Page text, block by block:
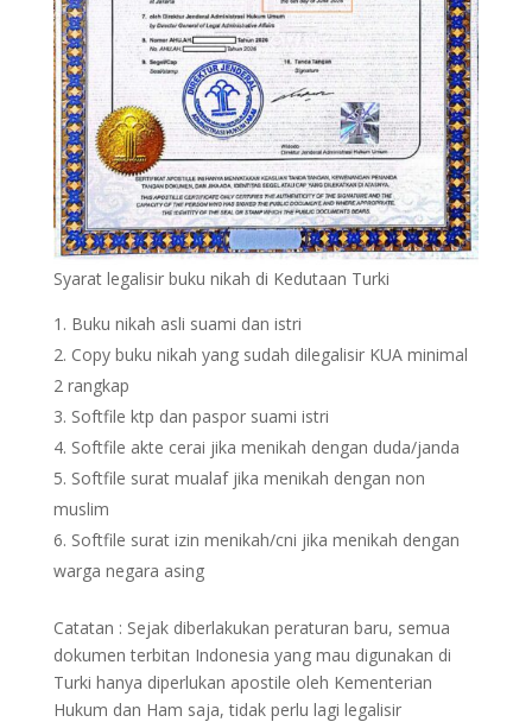
Syarat legalisir buku nikah di Kedutaan Turki
Buku nikah asli suami dan istri
Copy buku nikah yang sudah dilegalisir KUA minimal
2 rangkap
Softfile ktp dan paspor suami istri
Softfile akte cerai jika menikah dengan duda/janda
Softfile surat mualaf jika menikah dengan non
muslim
Softfile surat izin menikah/cni jika menikah dengan
warga negara asing
Catatan : Sejak diberlakukan peraturan baru, semua
dokumen terbitan Indonesia yang mau digunakan di
Turki hanya diperlukan apostile oleh Kementerian
Hukum dan Ham saja, tidak perlu lagi legalisir